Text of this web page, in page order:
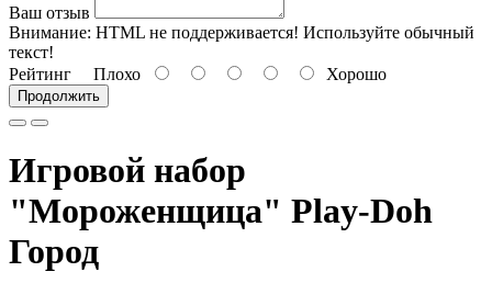
Ваш отзыв
Внимание: HTML не поддерживается! Используйте обычный
текст!
Рейтинг Плохо Хорошо
Продолжить
Игровой набор
"Мороженщица" Play-Doh
Город